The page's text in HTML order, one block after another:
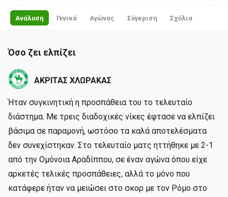
Ανάλυση Γενικά Αγώνας Σύγκριση Σχόλια
Όσο ζει ελπίζει
ΑΚΡΙΤΑΣ ΧΛΩΡΑΚΑΣ
Ήταν συγκινητική η προσπάθεια του το τελευταίο
διάστημα. Με τρεις διαδοχικές νίκες έφτασε να ελπίζει
βάσιμα σε παραμονή, ωστόσο τα καλά αποτελέσματα
δεν συνεχίστηκαν. Στο τελευταίο ματς ηττήθηκε με 2-1
από την Ομόνοια Αραδίππου, σε έναν αγώνα όπου είχε
αρκετές τελικές προσπάθειες, αλλά το μόνο που
κατάφερε ήταν να μειώσει στο σκορ με τον Ρόμο στο